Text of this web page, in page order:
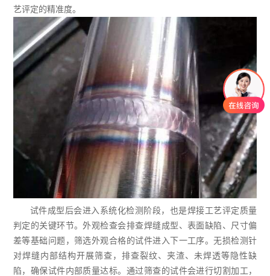
艺评定的精准度。
试件成型后会进入系统化检测阶段，也是焊接工艺评定质量
判定的关键环节。外观检查会排查焊缝成型、表面缺陷、尺寸偏
差等基础问题，筛选外观合格的试件进入下一工序。无损检测针
对焊缝内部结构开展筛查，排查裂纹、夹渣、未焊透等隐性缺
陷，确保试件内部质量达标。通过筛查的试件会进行切割加工，